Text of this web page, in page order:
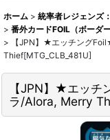
ホーム > 統率者レジェンズ
> 番外カードFOIL（ボーダ
>
【JPN】★エッチング
Thief[MTG_CLB_481U]
【JPN】★エッチ
ラ/Alora, Merry